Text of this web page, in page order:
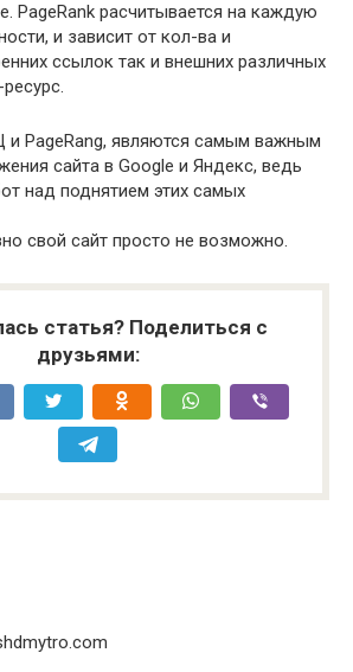
PageRank расчитывается на каждую
и зависит от кол-ва и
ссылок так и внешних различных
и PageRang, являются самым важным
сайта в Google и Яндекс, ведь
над поднятием этих самых
свой сайт просто не возможно.
статья? Поделиться с
друзьями: